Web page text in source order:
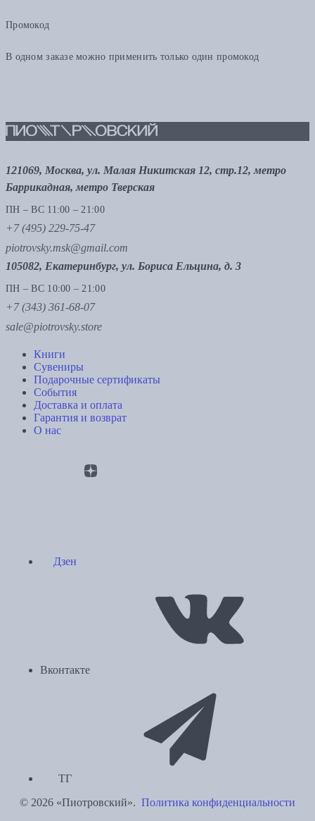
Промокод
В одном заказе можно применить только один промокод
121069, Москва, ул. Малая Никитская 12, стр.12, метро
Баррикадная, метро Тверская
ПН – ВС 11:00 – 21:00
+7 (495) 229-75-47
piotrovsky.msk@gmail.com
105082, Екатеринбург, ул. Бориса Ельцина, д. 3
ПН – ВС 10:00 – 21:00
+7 (343) 361-68-07
sale@piotrovsky.store
Книги
Сувениры
Подарочные сертификаты
События
Доставка и оплата
Гарантия и возврат
О нас
Дзен
Вконтакте
ТГ
© 2026 «Пиотровский». Политика конфиденциальности